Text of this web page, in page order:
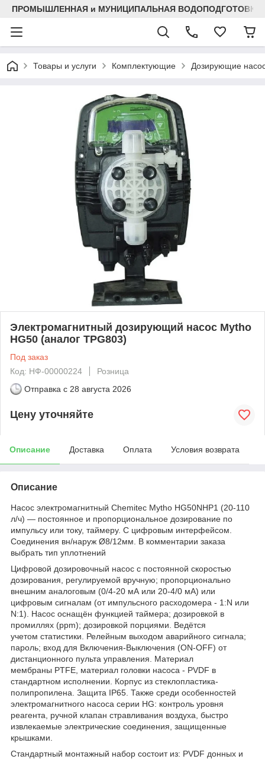
ПРОМЫШЛЕННАЯ и МУНИЦИПАЛЬНАЯ ВОДОПОДГОТОВКА
Товары и услуги Комплектующие Дозирующие
Электромагнитный дозирующий насос Mytho
HG50 (аналог TPG803)
Под заказ
Код: НФ-00000224
Розница
Отправка с 28 августа 2026
Цену уточняйте
Описание Доставка Оплата Условия возврата
Описание
Насос электромагнитный Chemitec Mytho HG50NHP1 (20-110
л/ч) — постоянное и пропорциональное дозирование по
импульсу или току, таймеру. С цифровым интерфейсом.
Соединения вн/наруж Ø8/12мм. В комментарии заказа
выбрать тип уплотнений
Цифровой дозировочный насос с постоянной скоростью
дозирования, регулируемой вручную; пропорционально
внешним аналоговым (0/4-20 мА или 20-4/0 мА) или
цифровым сигналам (от импульсного расходомера - 1:N или
N:1). Насос оснащён функцией таймера; дозировкой в
промиллях (ppm); дозировкой порциями. Ведётся
учетом статистики. Релейным выходом аварийного сигнала;
пароль; вход для Включения-Выключения (ON-OFF) от
дистанционного пульта управления. Материал
мембраны PTFE, материал головки насоса - PVDF в
стандартном исполнении. Корпус из стеклопластика-
полипропилена. Защита IP65. Также среди особенностей
электромагнитного насоса серии HG: контроль уровня
реагента, ручной клапан стравливания воздуха, быстро
извлекаемые электрические соединения, защищенные
крышками.
Стандартный монтажный набор состоит из: PVDF донных и